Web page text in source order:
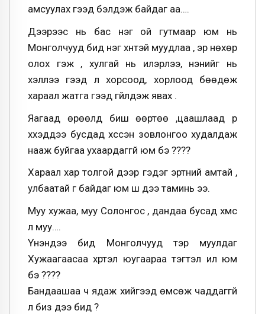
амсуулах гээд бэлдэж байдаг аа….
Дээрээс нь бас нэг ой гутмаар юм нь
Монголчууд бид нэг хүнтэй муудлаа , эр нөхөр
олох гэж , хулгай нь илэрлээ, үнэнийг нь
хэллээ гээд л хорсоод, хорлоод бөөдөж
хараал жатга гээд гүйлдэж явах .
Яагаад өрөөлд биш өөртөө ,цаашлаад үр
хүүхэддээ бусдад хүссэн зовлонгоо худалдаж
нааж буйгаа ухаардаггүй юм бэ ????
Хараал хар толгой дээр гэдэг эртний амтай ,
улбаатай үг байдаг юм ш дээ таминь ээ.
Муу хужаа, муу Солонгос , дандаа бусад хүмүүс
л муу….
Үнэндээ бид Монголчууд тэр муулдаг
Хужаагаасаа хүртэл юугаараа тэгтэл илүү юм
бэ ????
Бандаашаа ч ядаж хийгээд өмсөж чаддаггүй
л биз дээ бид ?